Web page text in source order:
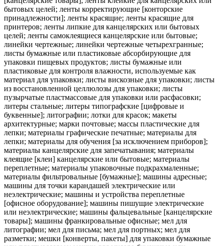
бытовых целей; ленты корректирующие [конторские
принадлежности]; ленты красящие; ленты красящие для
принтеров; ленты липкие для канцелярских или бытовых
целей; ленты самоклеящиеся канцелярские или бытовые;
линейки чертежные; линейки чертежные четырехгранные;
листы бумажные или пластиковые абсорбирующие для
упаковки пищевых продуктов; листы бумажные или
пластиковые для контроля влажности, используемые как
материал для упаковки; листы вискозные для упаковки; листы
из восстановленной целлюлозы для упаковки; листы
пузырчатые пластмассовые для упаковки или расфасовки;
литеры стальные; литеры типографские [цифровые и
буквенные]; литографии; лотки для красок; макеты
архитектурные; марки почтовые; массы пластические для
лепки; материалы графические печатные; материалы для
лепки; материалы для обучения [за исключением приборов];
материалы канцелярские для запечатывания; материалы
клеящие [клеи] канцелярские или бытовые; материалы
переплетные; материалы упаковочные подкрахмаленные;
материалы фильтровальные [бумажные]; машины адресные;
машины для точки карандашей электрические или
неэлектрические; машины и устройства переплетные
[офисное оборудование]; машины пишущие электрические
или неэлектрические; машины фальцевальные [канцелярские
товары]; машины франкировальные офисные; мел для
литографии; мел для письма; мел для портных; мел для
разметки; мешки [конверты, пакеты] для упаковки бумажные